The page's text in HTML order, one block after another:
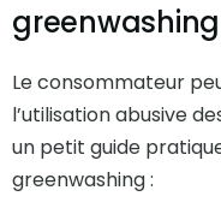
Le consommateur
l’utilisation abusive
un petit guide
greenwashing :